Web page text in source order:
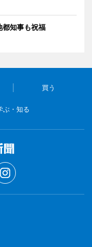
知事も祝福
買う
ぶ・知る